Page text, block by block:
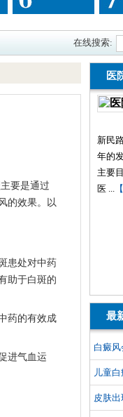
在线搜索:
要是通过
的效果。以
患处对中药
助于白斑的
药的有效成
进气血运
医
新民
年的
主要
医 ...
最
白癜
儿童
皮肤